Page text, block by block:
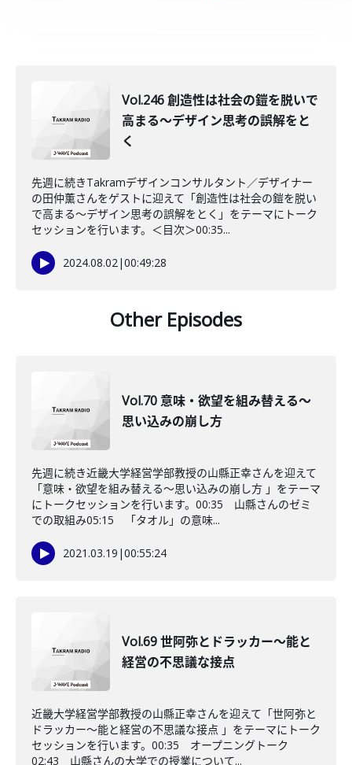
Vol.246 創造性は社会の鎧を脱いで
高まる〜デザイン思考の誤解をと
く
先週に続きTakramデザインコンサルタント／デザイナー
の田仲薫さんをゲストに迎えて「創造性は社会の鎧を脱い
で高まる〜デザイン思考の誤解をとく」をテーマにトーク
セッションを行います。＜目次＞00:35...
2024.08.02|00:49:28
Other Episodes
Vol.70 意味・欲望を組み替える～
思い込みの崩し方
先週に続き近畿大学経営学部教授の山縣正幸さんを迎えて
「意味・欲望を組み替える～思い込みの崩し方 」をテーマ
にトークセッションを行います。00:35 山縣さんのゼミ
での取組み05:15 「タオル」の意味...
2021.03.19 |00:55:24
Vol.69 世阿弥とドラッカー～能と
経営の不思議な接点
近畿大学経営学部教授の山縣正幸さんを迎えて「世阿弥と
ドラッカー～能と経営の不思議な接点 」をテーマにトーク
セッションを行います。00:35 オープニングトーク
02:43 山縣さんの大学での授業について...